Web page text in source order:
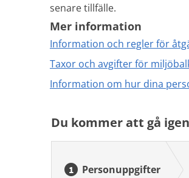
senare tillfälle.
Mer information
Information och regler för
Taxor och avgifter för
Information om hur dina
Du kommer att gå
Personuppgifter